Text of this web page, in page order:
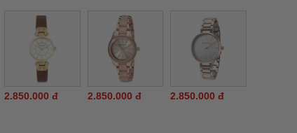
2.850.000 đ 2.850.000 đ 2.850.000 đ